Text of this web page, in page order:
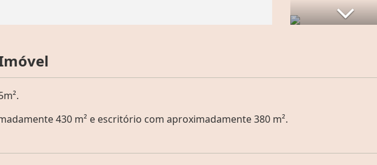
430 m² e escritório com aproximadamente 380 m².